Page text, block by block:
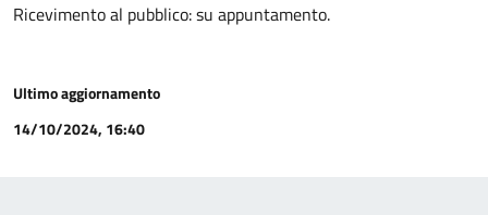
Ricevimento al pubblico: su appuntamento.
Ultimo aggiornamento
14/10/2024, 16:40